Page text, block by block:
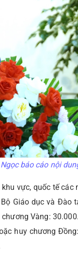
báo cáo nội
vực, quốc tế các
Giáo dục và Đào
Vàng:
huy chương